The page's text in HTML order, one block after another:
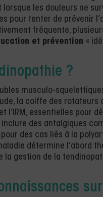
lorsque les douleurs ne
pour tenter de prévenir
fréquente,
et prévention «
?
musculo-
la coiffe des rotateurs
l’IRM, essentielles pour
des antalgiques
des cas liés à la
détermine l’abord
la gestion de la